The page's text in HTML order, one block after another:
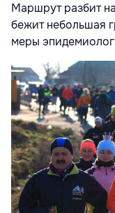
Маршрут разбит
бежит небольшая
меры